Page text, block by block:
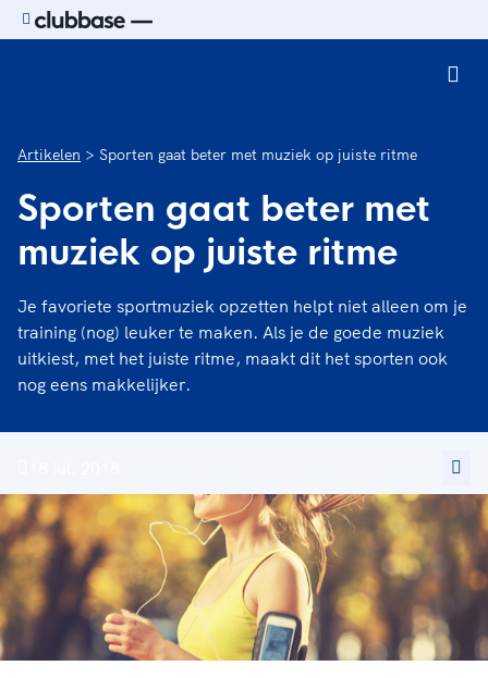
Artikelen Sporten gaat beter met muziek op juiste ritme
Sporten gaat beter met
muziek op juiste ritme
Je favoriete sportmuziek opzetten helpt niet alleen om je
training (nog) leuker te maken. Als je de goede muziek
uitkiest, met het juiste ritme, maakt dit het sporten ook
nog eens makkelijker.